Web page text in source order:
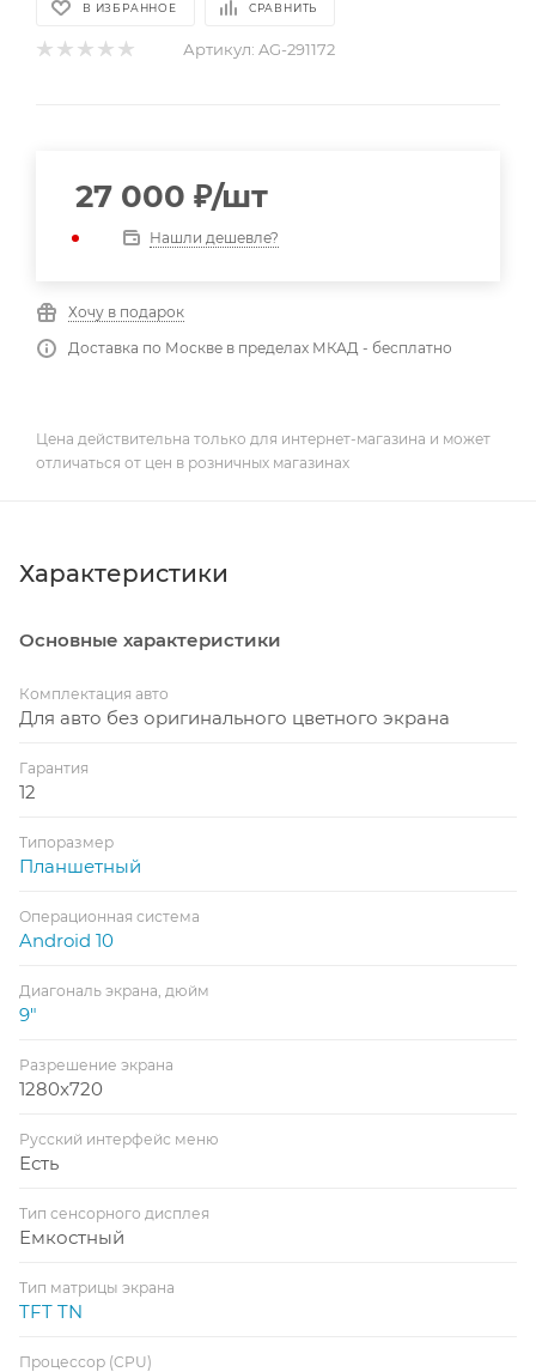
В ИЗБРАННОЕ СРАВНИТЬ
Артикул: AG-291172
27 000 ₽/шт
Нашли дешевле?
Хочу в подарок
Доставка по Москве в пределах МКАД - бесплатно
Цена действительна только для интернет-магазина и может
отличаться от цен в розничных магазинах
Характеристики
Основные характеристики
Комплектация авто
Для авто без оригинального цветного экрана
Гарантия
12
Типоразмер
Планшетный
Операционная система
Android 10
Диагональ экрана, дюйм
9"
Разрешение экрана
1280x720
Русский интерфейс меню
Есть
Тип сенсорного дисплея
Емкостный
Тип матрицы экрана
TFT TN
Процессор (CPU)